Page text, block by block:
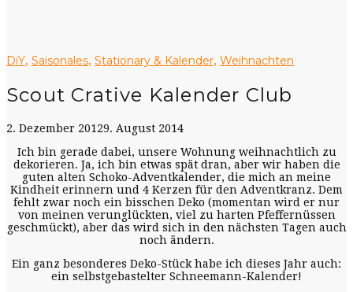
DiY, Saisonales, Stationary & Kalender, Weihnachten
Scout Crative Kalender Club
2. Dezember 20129. August 2014
Ich bin gerade dabei, unsere Wohnung weihnachtlich zu
dekorieren. Ja, ich bin etwas spät dran, aber wir haben die
guten alten Schoko-Adventkalender, die mich an meine
Kindheit erinnern und 4 Kerzen für den Adventkranz. Dem
fehlt zwar noch ein bisschen Deko (momentan wird er nur
von meinen verunglückten, viel zu harten Pfeffernüssen
geschmückt), aber das wird sich in den nächsten Tagen auch
noch ändern.
Ein ganz besonderes Deko-Stück habe ich dieses Jahr auch:
ein selbstgebastelter Schneemann-Kalender!